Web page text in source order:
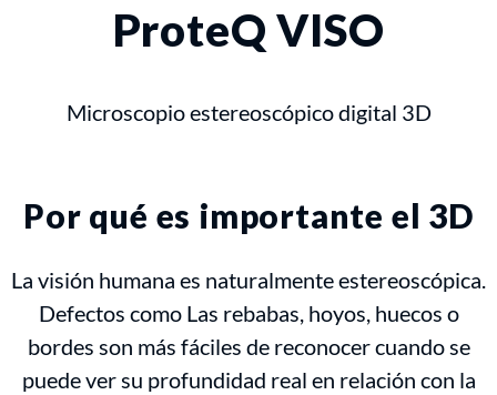
ProteQ VISO
Microscopio estereoscópico digital 3D
Por qué es importante el 3D
La visión humana es naturalmente estereoscópica.
Defectos como Las rebabas, hoyos, huecos o
bordes son más fáciles de reconocer cuando se
puede ver su profundidad real en relación con la